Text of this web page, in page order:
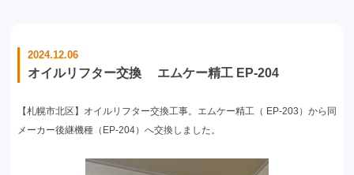
2024.12.06
オイルリフター交換 エムケー精工 EP-204
【札幌市北区】オイルリフター交換工事。エムケー精工（ EP-203）から同
メーカー後継機種（EP-204）へ交換しました。